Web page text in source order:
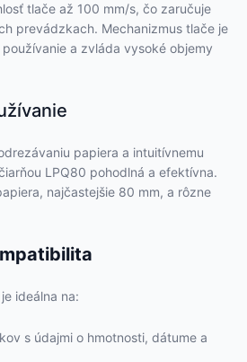
tlače až 100 mm/s, čo zaručuje
prevádzkach. Mechanizmus tlače je
a zvláda vysoké objemy
papiera a intuitívnemu
LPQ80 pohodlná a efektívna.
najčastejšie 80 mm, a rôzne
je ideálna na:
s údajmi o hmotnosti, dátume a